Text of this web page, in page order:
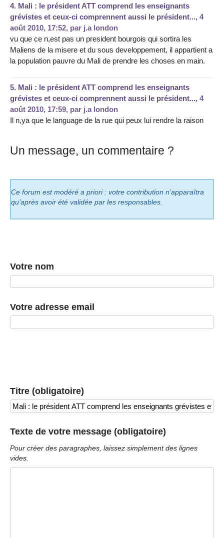
4. Mali : le président ATT comprend les enseignants
grévistes et ceux-ci comprennent aussi le président..., 4
août 2010, 17:52, par j.a london
vu que ce n,est pas un president bourgois qui sortira les
Maliens de la misere et du sous developpement, il appartient a
la population pauvre du Mali de prendre les choses en main.
5. Mali : le président ATT comprend les enseignants
grévistes et ceux-ci comprennent aussi le président..., 4
août 2010, 17:59, par j.a london
Il n,ya que le language de la rue qui peux lui rendre la raison
Un message, un commentaire ?
Ce forum est modéré a priori : votre contribution n’apparaîtra
qu’après avoir été validée par les responsables.
Votre nom
Votre adresse email
Titre (obligatoire)
Texte de votre message (obligatoire)
Pour créer des paragraphes, laissez simplement des lignes
vides.